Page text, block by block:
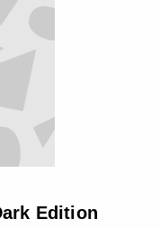
Edition